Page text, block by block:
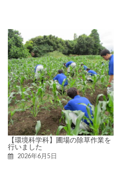
【環境科学科】圃場の除草作業を
行いました
2026年6月5日